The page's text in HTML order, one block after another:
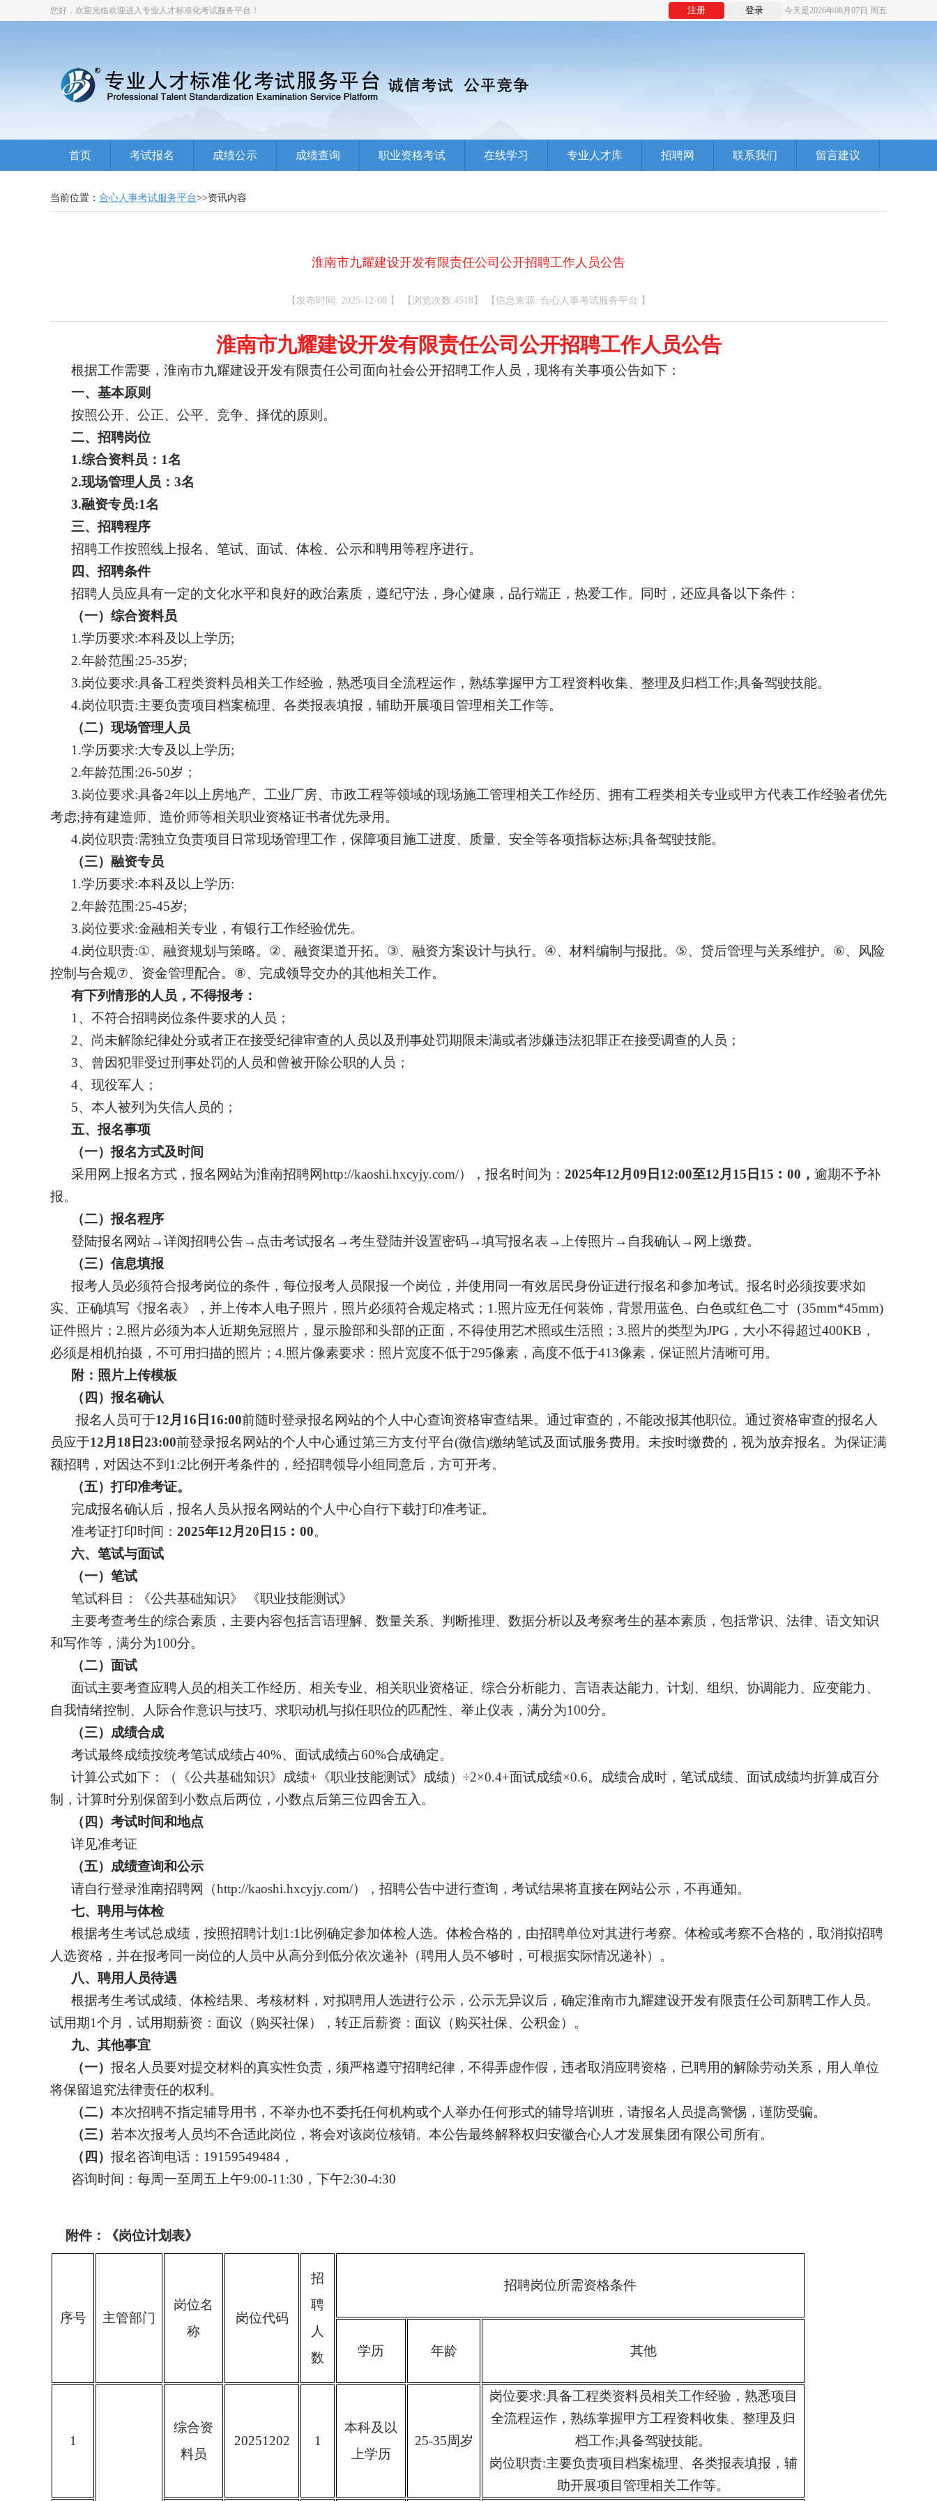
您好，欢迎光临欢迎进入专业人才标准化考试服务平台！ 注册 登录 今天是2026年08月07日 周五
首页 考试报名 成绩公示 成绩查询 职业资格考试 在线学习 专业人才库 招聘网 联系我们 留言建议
当前位置： 合心人事考试服务平台>>资讯内容
淮南市九耀建设开发有限责任公司公开招聘工作人员公告
【发布时间: 2025-12-08 】 【浏览次数:4518】 【信息来源: 合心人事考试服务平台 】
淮南市九耀建设开发有限责任公司公开招聘工作人员公告
根据工作需要，淮南市九耀建设开发有限责任公司面向社会公开招聘工作人员，现将有关事项公告如下：
一、基本原则
按照公开、公正、公平、竞争、择优的原则。
二、招聘岗位
1.综合资料员 ： 1名
2.现场管理人员：3名
3.融资专员:1名
三、招聘程序
招聘工作按照线上报名、笔试、面试、体检、公示和聘用等程序进行。
四、招聘条件
招聘人员应具有一定的文化水平和良好的政治素质，遵纪守法，身心健康，品行端正，热爱工作。同时，还应具备以下条件：
（一） 综合资料员
1.学历要求:本科及以上学历;
2.年龄范围:25-35岁;
3.岗位要求:具备工程类资料员相关工作经验，熟悉项目全流程运作，熟练掌握甲方工程资料收集、整理及归档工作;具备驾驶技能。
4.岗位职责:主要负责项目档案梳理、各类报表填报，辅助开展项目管理相关工作等。
（二） 现场管理人员
1.学历要求:大专及以上学历;
2.年龄范围:26-50岁 ；
3.岗位要求:具备2年以上房地产、工业厂房、市政工程等领域的现场施工管理相关工作经历、拥有工程类相关专业或甲方代表工作经验者优先
考虑;持有建造师、造价师等相关职业资格证书者优先录用。
4.岗位职责:需独立负责项 目 日常现场管理工作，保障项 目 施工进度、质量、安全等各项指标达标;具备驾驶技能。
（三） 融资专员
1.学历要求:本科及以上学历:
2.年龄范围:25-45岁;
3.岗位要求:金融相关专业，有银行工作经验优先。
4.岗位职责:①、 融资规划与策略。 ②、 融资渠道开拓。 ③、 融资方案设计与执行。 ④、 材料编制与报批。 ⑤、 贷后管理与关系维护。 ⑥、风险
控制与合规⑦、资金管理配合。 ⑧、完成领导交办的其他相关工作。
有下列情形的人员，不得报考：
1、不符合招聘岗位条件要求的人员；
2、尚未解除纪律处分或者正在接受纪律审查的人员以及刑事处罚期限未满或者涉嫌违法犯罪正在接受调查的人员；
3、曾因犯罪受过刑事处罚的人员和曾被开除公职的人员；
4、现役军人；
5、本人被列为失信人员的；
五、报名事项
（一）报名方式及时间
采用网上报名方式，报名网站为淮南招聘网http://kaoshi.hxcyjy.com/），报名时间为 ： 2025年12月 09 日 12:00至12月 15 日 15 ︰ 00， 逾期不予补
报。
（二）报名程序
登陆报名网站→详阅招聘公告→点击考试报名→考生登陆并设置密码→填写报名表→上传照片→自我确认→网上缴费。
（三）信息填报
报考人员必须符合报考岗位的条件，每位报考人员限报一个岗位，并使用同一有效居民身份证进行报名和参加考试。报名时必须按要求如
实、正确填写《报名表》，并上传本人电子照片，照片必须符合规定格式； 1.照片应无任何装饰，背景用蓝色、白色或红色二寸（35mm*45mm)
证件照片；2.照片必须为本人近期免冠照片，显示脸部和头部的正面，不得使用艺术照或生活照；3.照片的类型为JPG，大小不得超过400KB，
必须是相机拍摄，不可用扫描的照片；4.照片像素要求：照片宽度不低于295像素，高度不低于413像素，保证照片清晰可用。
附：照片上传模板
（四）报名确认
报名人员可于12月 16 日 16:00前随时登录报名网站的个人中心查询资格审查结果。通过审查的，不能改报其他职位。通过资格审查的报名人
员应于12月 18 日23:00前登录报名网站的个人中心通过第三方支付平台(微信)缴纳笔试及面试服务费用。未按时缴费的，视为放弃报名。为保证满
额招聘，对因达不到1:2比例开考条件的，经招聘领导小组同意后，方可开考。
（五）打印准考证。
完成报名确认后，报名人员从报名网站的个人中心自行下载打印准考证。
准考证打印时间： 2025年12月 20 日 15︰00。
六、笔试与面试
（一）笔试
笔试科目：
《公共基础知识》
《职业技能测试》
主要考查考生的综合素质，主要内容包括言语理解、数量关系、判断推理、数据分析以及考察考生的基本素质，包括常识、法律、语文知识
和写作等，满分为100分。
（二）面试
面试主要考查应聘人员的相关工作经历、相关专业、相关职业资格证、 综合分析能力、言语表达能力、计划、组织、协调能力、应变能力、
自我情绪控制、人际合作意识与技巧、求职动机与拟任职位的匹配性、举止仪表，满分为100分。
（三）成绩合成
考试最终成绩按统考笔试成绩占40%、面试成绩占60%合成确定。
计算公式如下：（《公共基础知识》成绩+《职业技能测试》成绩）÷2×0.4+面试成绩×0.6。成绩合成时，笔试成绩、面试成绩均折算成百分
制，计算时分别保留到小数点后两位，小数点后第三位四舍五入。
（四）考试时间和地点
详见准考证
（五）成绩查询和公示
请自行登录淮南招聘网（http://kaoshi.hxcyjy.com/），招聘公告中进行查询，考试结果将直接在网站公示，不再通知。
七、聘用与体检
根据考生考试总成绩，按照招聘计划 1:1比例确定参加体检人选。体检合格的，由招聘单位对其进行考察。体检或考察不合格的，取消拟招聘
人选资格，并在报考同一岗位的人员中从高分到低分依次递补（聘用人员不够时，可根据实际情况递补）。
八、聘用人员待遇
根据考生考试成绩、体检结果、考核材料，对拟聘用人选进行公示，公示无异议后，确定淮南市九耀建设开发有限责任公司新聘工作人员。
试用期1个月，试用期薪资 ： 面议（购买社保）， 转正后薪资 ： 面议 （购买社保、公积金）。
九、其他事宜
（一） 报名人员要对提交材料的真实性负责 ， 须严格遵守招聘纪律，不得弄虚作假，违者取消应聘资格，已聘用的解除劳动关系，用人单位
将保留追究法律责任的权利。
（二） 本次招聘不指定辅导用书，不举办也不委托任何机构或个人举办任何形式的辅导培训班，请报名人员提高警惕，谨防受骗。
（三） 若本次报考人员均不合适此岗位，将会对该岗位核销。本公告最终解释权归安徽合心人才发展集团有限公司所有。
（四） 报名咨询电话： 19159549484 ，
咨询时间：每周一至周五上午9:00-11:30，下午2:30-4:30
附件：《岗位计划表》
序号 主管部门
岗位名
称
岗位代码
招
聘
人
数
招聘岗位所需资格条件
学历 年龄 其他
1
综合资
料员
20251202 1
本科及以
上学历
25-35周岁
岗位要求:具备工程类资料员相关工作经验，熟悉项目
全流程运作，熟练掌握甲方工程资料收集、整理及归
档工作;具备驾驶技能。
岗位职责:主要负责项目档案梳理、各类报表填报，辅
助开展项目管理相关工作等。